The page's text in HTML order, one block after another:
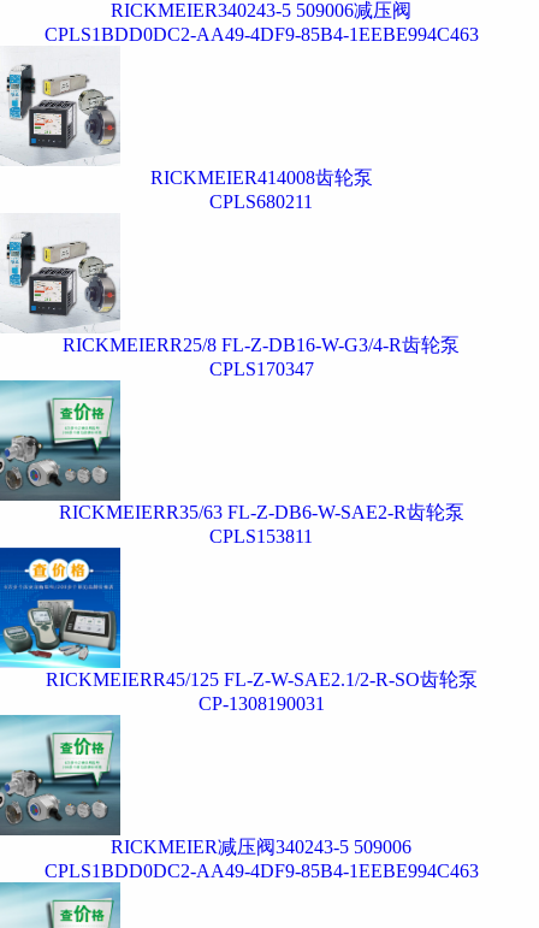
RICKMEIER340243-5 509006减压阀
CPLS1BDD0DC2-AA49-4DF9-85B4-1EEBE994C463
RICKMEIER414008齿轮泵
CPLS680211
RICKMEIERR25/8 FL-Z-DB16-W-G3/4-R齿轮泵
CPLS170347
RICKMEIERR35/63 FL-Z-DB6-W-SAE2-R齿轮泵
CPLS153811
RICKMEIERR45/125 FL-Z-W-SAE2.1/2-R-SO齿轮泵
CP-1308190031
RICKMEIER减压阀340243-5 509006
CPLS1BDD0DC2-AA49-4DF9-85B4-1EEBE994C463